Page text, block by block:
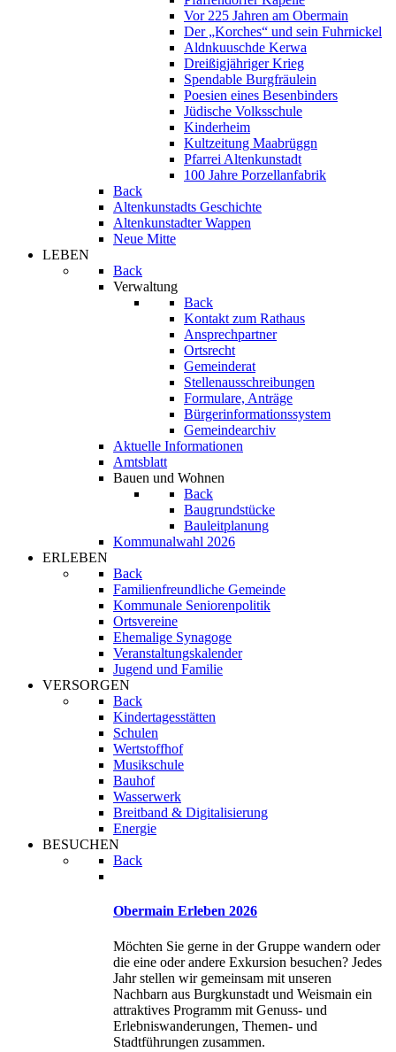
Vor 225 Jahren am Obermain
Der „Korches“ und sein Fuhrnickel
Aldnkuuschde Kerwa
Dreißigjähriger Krieg
Spendable Burgfräulein
Poesien eines Besenbinders
Jüdische Volksschule
Kinderheim
Kultzeitung Maabrüggn
Pfarrei Altenkunstadt
100 Jahre Porzellanfabrik
Back
Altenkunstadts Geschichte
Altenkunstadter Wappen
Neue Mitte
LEBEN
Back
Verwaltung
Back
Kontakt zum Rathaus
Ansprechpartner
Ortsrecht
Gemeinderat
Stellenausschreibungen
Formulare, Anträge
Bürgerinformationssystem
Gemeindearchiv
Aktuelle Informationen
Amtsblatt
Bauen und Wohnen
Back
Baugrundstücke
Bauleitplanung
Kommunalwahl 2026
ERLEBEN
Back
Familienfreundliche Gemeinde
Kommunale Seniorenpolitik
Ortsvereine
Ehemalige Synagoge
Veranstaltungskalender
Jugend und Familie
VERSORGEN
Back
Kindertagesstätten
Schulen
Wertstoffhof
Musikschule
Bauhof
Wasserwerk
Breitband & Digitalisierung
Energie
BESUCHEN
Back
Obermain Erleben 2026
Möchten Sie gerne in der Gruppe wandern oder
die eine oder andere Exkursion besuchen? Jedes
Jahr stellen wir gemeinsam mit unseren
Nachbarn aus Burgkunstadt und Weismain ein
attraktives Programm mit Genuss- und
Erlebniswanderungen, Themen- und
Stadtführungen zusammen.